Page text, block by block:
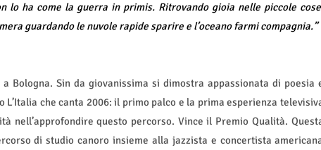
lo ha come la guerra in primis. Ritrovando gioia nelle piccole
guardando le nuvole rapide sparire e l’oceano farmi compagnia.”
Bologna. Sin da giovanissima si dimostra appassionata di poesia
L’Italia che canta 2006: il primo palco e la prima esperienza
nell’approfondire questo percorso. Vince il Premio Qualità.
di studio canoro insieme alla jazzista e concertista